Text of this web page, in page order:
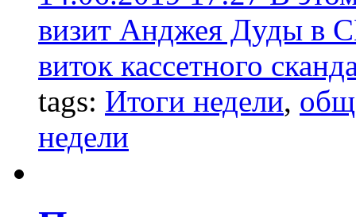
визит Анджея Дуды в
виток кассетного
tags: Итоги недели,
недели